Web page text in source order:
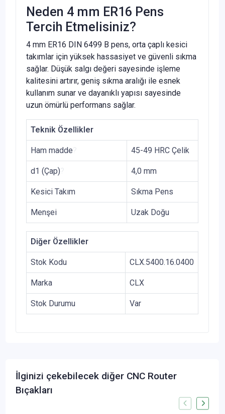
Neden 4 mm ER16 Pens
Tercih Etmelisiniz?
4 mm ER16 DIN 6499 B pens, orta çaplı kesici
takımlar için yüksek hassasiyet ve güvenli sıkma
sağlar. Düşük salgı değeri sayesinde işleme
kalitesini artırır, geniş sıkma aralığı ile esnek
kullanım sunar ve dayanıklı yapısı sayesinde
uzun ömürlü performans sağlar.
Teknik Özellikler
Ham madde 45-49 HRC Çelik
d1 (Çap) 4,0 mm
Kesici Takım Sıkma Pens
Menşei Uzak Doğu
Diğer Özellikler
Stok Kodu CLX.5400.16.0400
Marka CLX
Stok Durumu Var
İlginizi çekebilecek diğer CNC Router
Bıçakları